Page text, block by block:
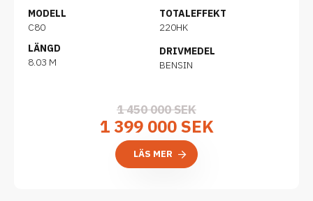
MODELL
C80
LÄNGD
8.03 M
TOTALEFFEKT
220HK
DRIVMEDEL
BENSIN
1 450 000 SEK
1 399 000 SEK
LÄS MER